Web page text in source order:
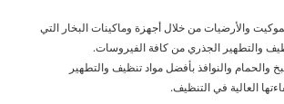
والأرضيات من خلال أجهزة وماكينات البخار التي
والتطهير الجذري من كافة الفيروسات.
والنوافذ بأفضل مواد تنظيف والتطهير
العالية في التنظيف.